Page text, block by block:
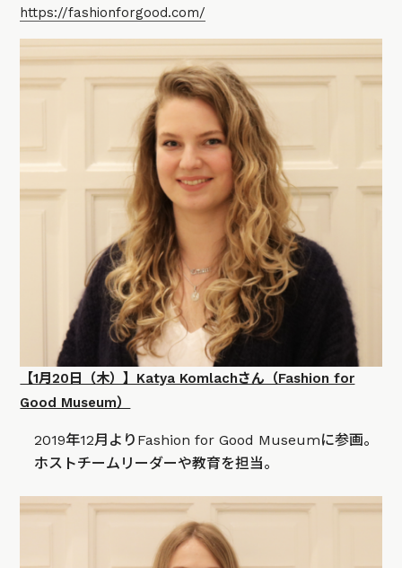
https://fashionforgood.com/
【1月20日（木）】Katya Komlachさん（Fashion for
Good Museum）
2019年12月よりFashion for Good Museumに参画。
ホストチームリーダーや教育を担当。